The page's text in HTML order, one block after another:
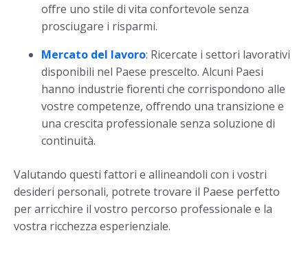
offre uno stile di vita confortevole senza
prosciugare i risparmi.
Mercato del lavoro: Ricercate i settori lavorativi
disponibili nel Paese prescelto. Alcuni Paesi
hanno industrie fiorenti che corrispondono alle
vostre competenze, offrendo una transizione e
una crescita professionale senza soluzione di
continuità.
Valutando questi fattori e allineandoli con i vostri
desideri personali, potrete trovare il Paese perfetto
per arricchire il vostro percorso professionale e la
vostra ricchezza esperienziale.